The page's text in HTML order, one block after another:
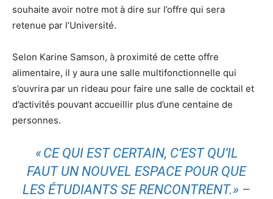
souhaite avoir notre mot à dire sur l’offre qui sera
retenue par l’Université.
Selon Karine Samson, à proximité de cette offre
alimentaire, il y aura une salle multifonctionnelle qui
s’ouvrira par un rideau pour faire une salle de cocktail et
d’activités pouvant accueillir plus d’une centaine de
personnes.
« CE QUI EST CERTAIN, C’EST QU’IL
FAUT UN NOUVEL ESPACE POUR QUE
LES ÉTUDIANTS SE RENCONTRENT.» –